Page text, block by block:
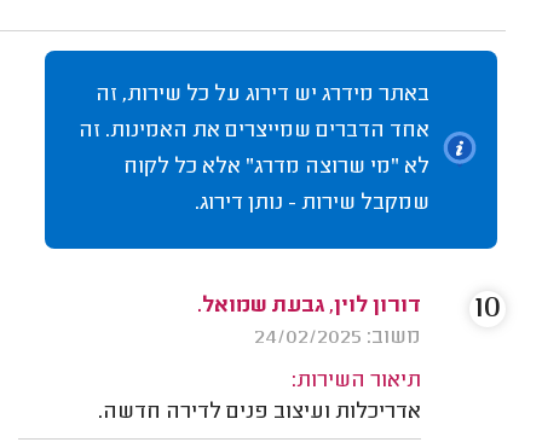
באתר מידרג יש דירוג על כל שירות, זה
אחד הדברים שמייצרים את האמינות. זה
לא "מי שרוצה מדרג" אלא כל לקוח
שמקבל שירות - נותן דירוג.
דורון לוין, גבעת שמואל.
משוב: 24/02/2025
תיאור השירות:
אדריכלות ועיצוב פנים לדירה חדשה.
10